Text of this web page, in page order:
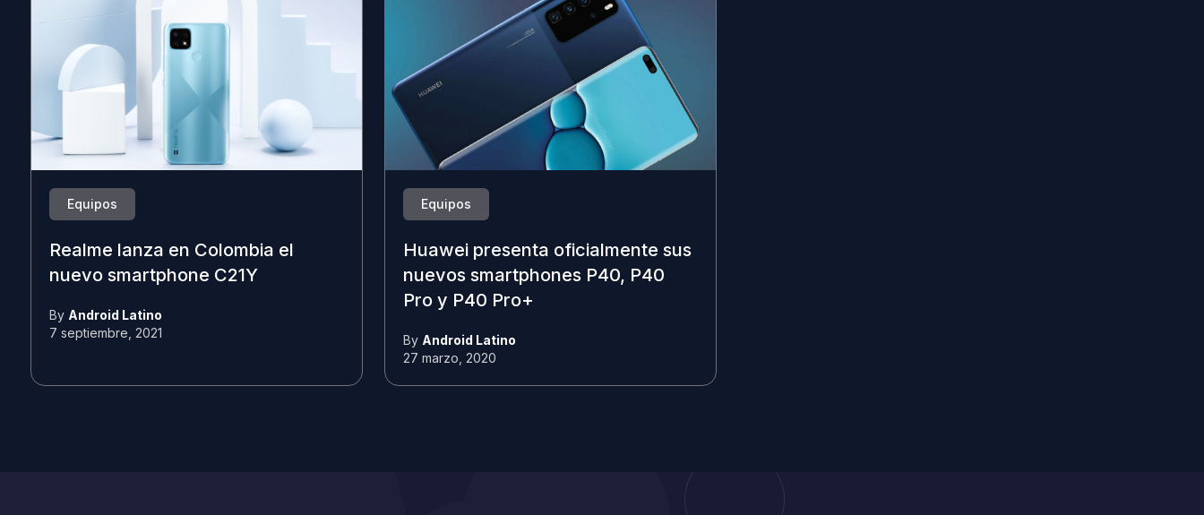
Equipos
Realme lanza en Colombia el
nuevo smartphone C21Y
By Android Latino
7 septiembre, 2021
Equipos
Huawei presenta oficialmente sus
nuevos smartphones P40, P40
Pro y P40 Pro+
By Android Latino
27 marzo, 2020